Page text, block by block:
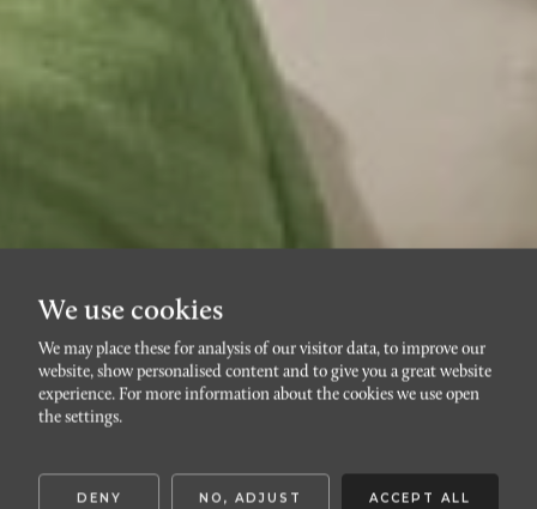
VÄSTRA HAMNEN
We use cookies
We may place these for analysis of our visitor data, to improve our
website, show personalised content and to give you a great website
experience. For more information about the cookies we use open
the settings.
DENY NO, ADJUST ACCEPT ALL